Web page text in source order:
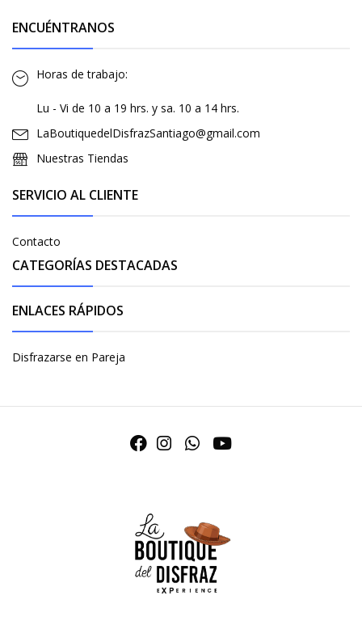
ENCUÉNTRANOS
Horas de trabajo:
Lu - Vi de 10 a 19 hrs. y sa. 10 a 14 hrs.
LaBoutiquedelDisfrazSantiago@gmail.com
Nuestras Tiendas
SERVICIO AL CLIENTE
Contacto
CATEGORÍAS DESTACADAS
ENLACES RÁPIDOS
Disfrazarse en Pareja